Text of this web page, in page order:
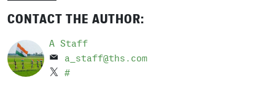
CONTACT THE AUTHOR:
A Staff
a_staff@ths.com
#